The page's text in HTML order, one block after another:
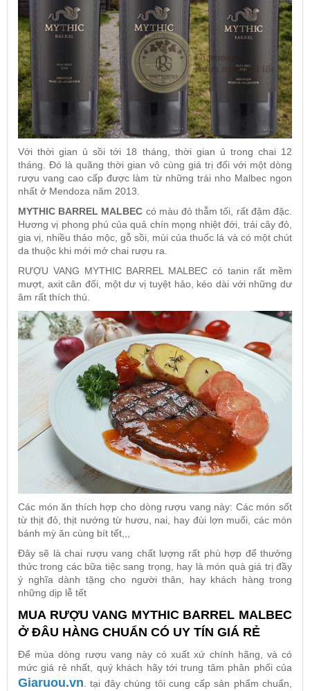
Với thời gian ủ sồi tới 18 tháng, thời gian ủ trong chai 12
tháng. Đó là quãng thời gian vô cùng giá trị đối với một dòng
rượu vang cao cấp được làm từ những trái nho Malbec ngon
nhất ở Mendoza năm 2013.
MYTHIC BARREL MALBEC có màu đỏ thẫm tối, rất đậm đặc.
Hương vị phong phú của quả chín mọng nhiệt đới, trái cây đỏ,
gia vị, nhiều thảo mộc, gỗ sồi, mùi của thuốc lá và có một chút
da thuộc khi mới mở chai rượu ra.
RƯỢU VANG MYTHIC BARREL MALBEC có tanin rất mềm
mượt, axit cân đối, một dư vị tuyệt hảo, kéo dài với những dư
âm rất thích thú.
Các món ăn thích hợp cho dòng rượu vang này: Các món sốt
từ thịt đỏ, thịt nướng từ hươu, nai, hay đùi lợn muối, các món
bánh mỳ ăn cùng bít tết,,,
Đây sẽ là chai rượu vang chất lượng rất phù hợp để thưởng
thức trong các bữa tiệc sang trọng, hay là món quà giá trị đầy
ý nghĩa dành tặng cho người thân, hay khách hàng trong
những dịp lễ tết
MUA RƯỢU VANG MYTHIC BARREL MALBEC
Ở ĐÂU HÀNG CHUẨN CÓ UY TÍN GIÁ RẺ
Để mùa dòng rượu vang này có xuất xứ chính hãng, và có
mức giá rẻ nhất, quý khách hãy tới trung tâm phân phối của
Giaruou.vn . tại đây chúng tôi cung cấp sản phẩm chuẩn,